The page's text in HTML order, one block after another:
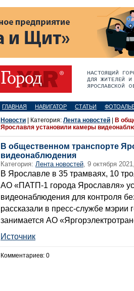
ГЛАВНАЯ НАВИГАТОР СТАТЬИ
Новости | Категория: Лента новостей
В
Ярославля установили камеры
В общественном транспорте
видеонаблюдения
Категория: Лента новостей, 9 октября
В Ярославле в 35 трамваях, 10
АО «ПАТП-1 города Ярославля»
видеонаблюдения для контроля
рассказали в пресс-службе мэрии
занимается АО
Источник
Комментариев: 0